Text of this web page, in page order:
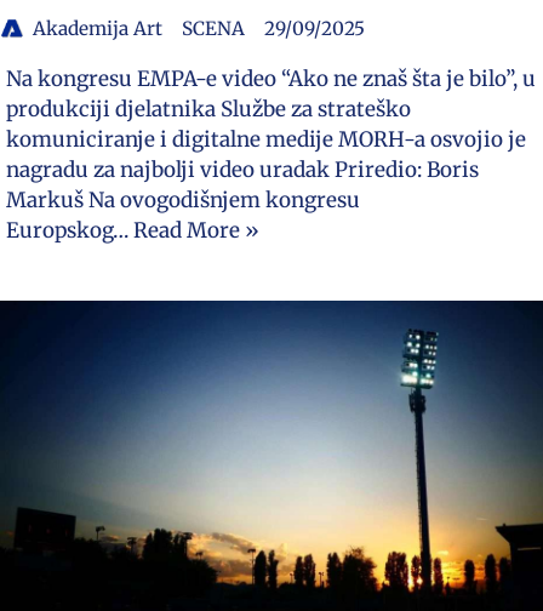
Akademija Art SCENA 29/09/2025
Na kongresu EMPA-e video “Ako ne znaš šta je bilo”, u
produkciji djelatnika Službe za strateško
komuniciranje i digitalne medije MORH-a osvojio je
nagradu za najbolji video uradak Priredio: Boris
Markuš Na ovogodišnjem kongresu
Europskog…Read More »